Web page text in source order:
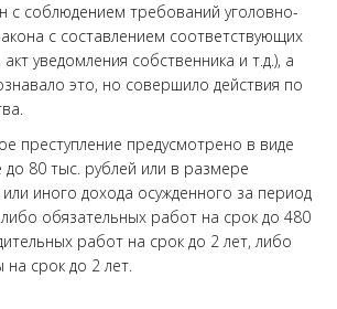
с соблюдением требований уголовно-
с составлением соответствующих
уведомления собственника и т.д.), а
это, но совершило действия по
преступление предусмотрено в виде
80 тыс. рублей или в размере
иного дохода осужденного за период
обязательных работ на срок до 480
работ на срок до 2 лет, либо
срок до 2 лет.